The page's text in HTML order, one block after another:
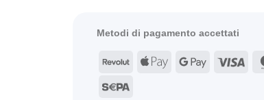
Metodi di pagamento accettati
RevolutApple
Google
Visa